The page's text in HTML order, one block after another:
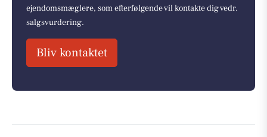
ejendomsmæglere, som efterfølgende vil kontakte dig vedr.
salgsvurdering.
Bliv kontaktet